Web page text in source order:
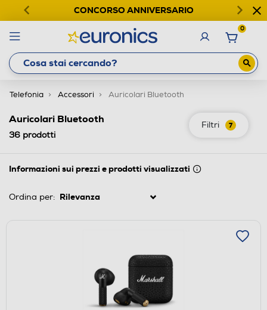
CONCORSO ANNIVERSARIO
0
Telefonia Accessori Auricolari Bluetooth
Filtri 7
Auricolari Bluetooth
36 prodotti
Informazioni sui prezzi e prodotti visualizzati
Ordina per: